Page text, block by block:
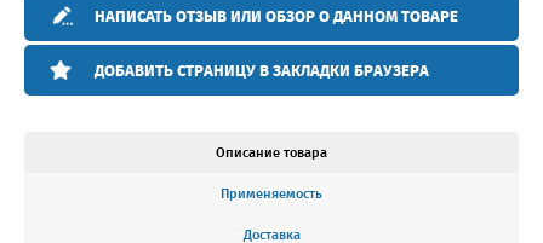
НАПИСАТЬ ОТЗЫВ ИЛИ ОБЗОР О ДАННОМ ТОВАРЕ
ДОБАВИТЬ СТРАНИЦУ В ЗАКЛАДКИ БРАУЗЕРА
Описание товара
Применяемость
Доставка